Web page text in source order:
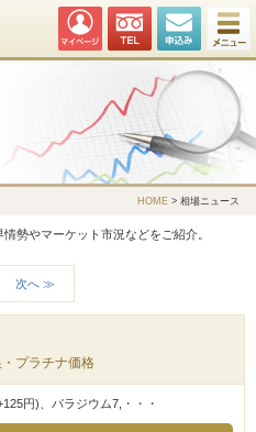
HOME > 相場ニュース
勢やマーケット市況などをご紹介。
次へ ≫
プラチナ価格
円)、パラジウム7,・・・